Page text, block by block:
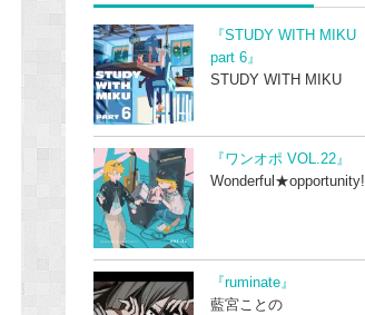
『STUDY WITH MIKU
part 6』
STUDY WITH MIKU
『ワンオポ VOL.22』
Wonderful★opportunity!
『ruminate』
藍宮ことの